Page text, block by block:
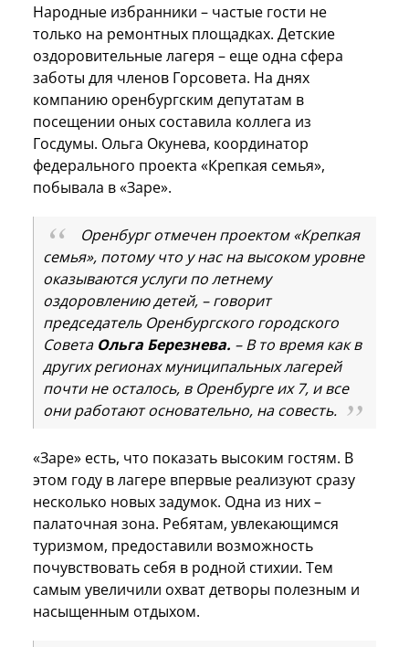
Народные избранники – частые гости не
только на ремонтных площадках. Детские
оздоровительные лагеря – еще одна сфера
заботы для членов Горсовета. На днях
компанию оренбургским депутатам в
посещении оных составила коллега из
Госдумы. Ольга Окунева, координатор
федерального проекта «Крепкая семья»,
побывала в «Заре».
Оренбург отмечен проектом «Крепкая
семья», потому что у нас на высоком уровне
оказываются услуги по летнему
оздоровлению детей, – говорит
председатель Оренбургского городского
Совета Ольга Березнева. – В то время как в
других регионах муниципальных лагерей
почти не осталось, в Оренбурге их 7, и все
они работают основательно, на совесть.
«Заре» есть, что показать высоким гостям. В
этом году в лагере впервые реализуют сразу
несколько новых задумок. Одна из них –
палаточная зона. Ребятам, увлекающимся
туризмом, предоставили возможность
почувствовать себя в родной стихии. Тем
самым увеличили охват детворы полезным и
насыщенным отдыхом.